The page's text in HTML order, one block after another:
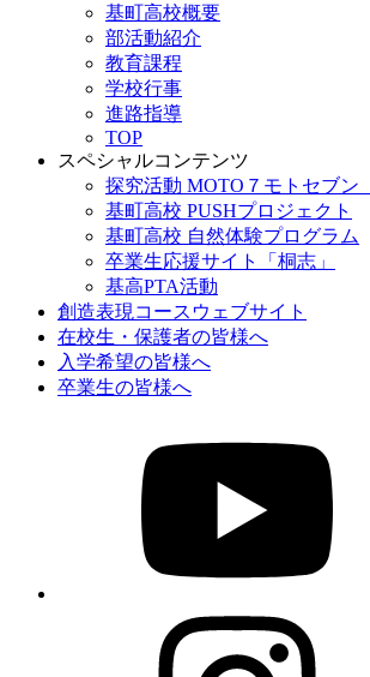
基町高校概要
部活動紹介
教育課程
学校行事
進路指導
TOP
スペシャルコンテンツ
探究活動 MOTO７モトセブン
基町高校 PUSHプロジェクト
基町高校 自然体験プログラム
卒業生応援サイト「桐志」
基高PTA活動
創造表現コースウェブサイト
在校生・保護者の皆様へ
入学希望の皆様へ
卒業生の皆様へ